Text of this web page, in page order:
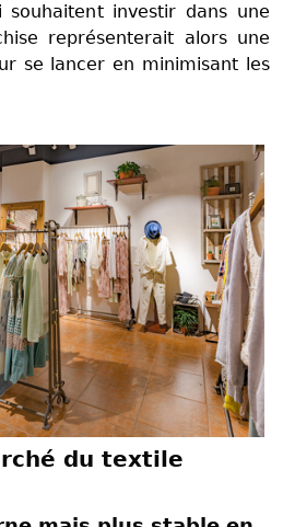
souhaitent investir dans une
représenterait alors une
se lancer en minimisant les
du textile